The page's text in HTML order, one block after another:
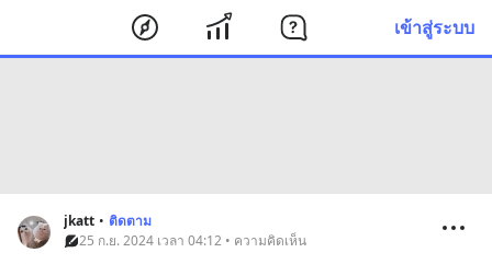
เข้าสู่ระบบ
jkatt • ติดตาม
25 ก.ย. 2024 เวลา 04:12 • ความคิดเห็น